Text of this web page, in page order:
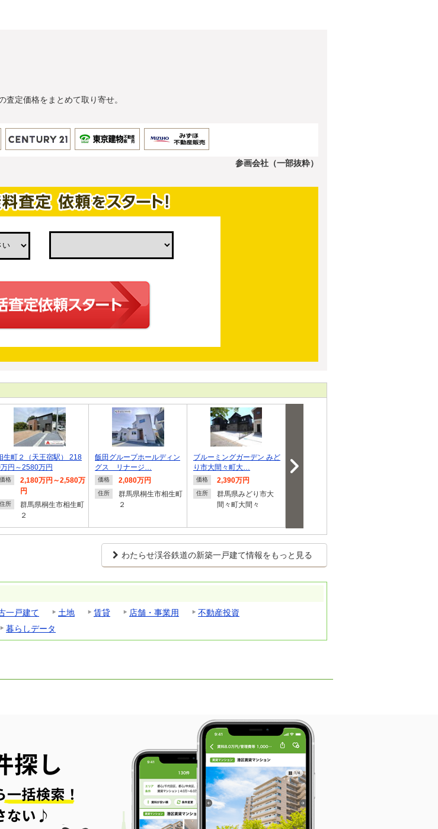
査定価格をまとめて取り寄せ。
参画会社（一部抜粋）
生町２（天王宿駅） 218
円～2580万円
価格
2,180万円～2,580万
円
住所
群馬県桐生市相生町
２
飯田グループホールディン
グス リナージ…
価格 2,080万円
住所
群馬県桐生市相生町
２
ブルーミングガーデン みど
り市大間々町大…
価格 2,390万円
住所
群馬県みどり市大
間々町大間々
グス リナージ…
わたらせ渓谷鉄道の新築一戸建て情報をもっと見る
一戸建て 土地 賃貸 店舗・事業用
不動産投資
暮らしデータ